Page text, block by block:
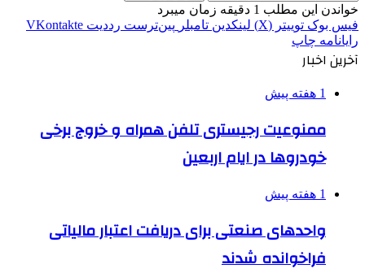
خواندن این مطلب 1 دقیقه زمان میبرد
فیس بوک توییتر (X) لینکدین ‫تامبلر ‫پین‌ترست ‫رددیت ‫VKontakte
رایانامه چاپ
آخرین اخبار
1 هفته پیش
ممنوعیت رجیستری تلفن همراه و خروج برخی
خودروها در ایام اربعین
1 هفته پیش
واحدهای صنعتی برای دریافت اعتبار مالیاتی
فراخوانده شدند